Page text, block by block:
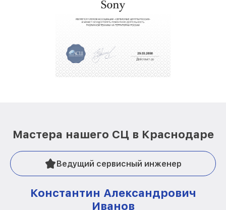
Мастера нашего СЦ в Краснодаре
Ведущий сервисный инженер
Константин Александрович
Иванов